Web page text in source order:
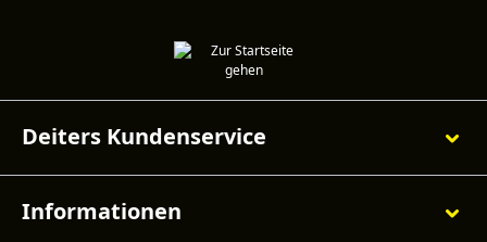
Deiters Kundenservice
Informationen